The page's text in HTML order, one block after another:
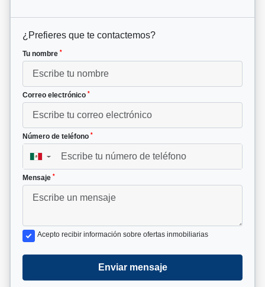
¿Prefieres que te contactemos?
Tu nombre *
Correo electrónico *
Número de teléfono *
▼
Mensaje *
Acepto recibir información sobre ofertas inmobiliarias
Enviar mensaje